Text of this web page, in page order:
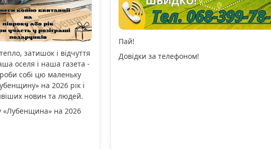
затишок і відчуття
оселя і наша газета -
собі цю маленьку
на 2026 рік і
новин та людей.
«Лубенщина» на 2026
Пай!
Довідки за телефоном!